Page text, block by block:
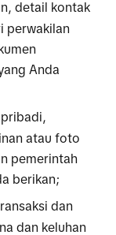
detail kontak
perwakilan
Anda
atau foto
pemerintah
berikan;
dan
dan keluhan